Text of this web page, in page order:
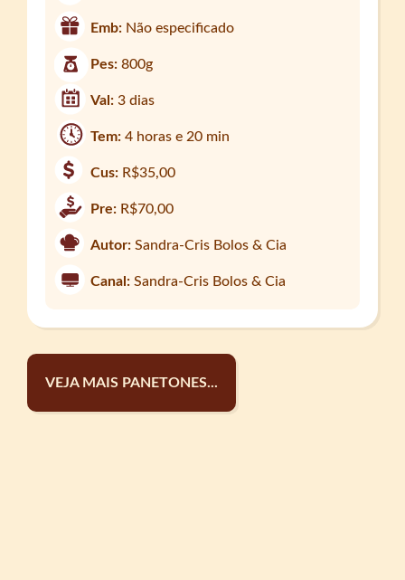
Emb: Não especificado
Pes:800g
Val:3 dias
Tem:4 horas e 20 min
Cus: R$35,00
Pre: R$70,00
Autor: Sandra-Cris Bolos & Cia
Canal: Sandra-Cris Bolos & Cia
VEJA MAIS PANETONES...